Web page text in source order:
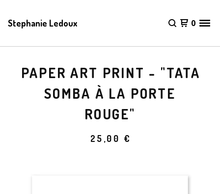
Stephanie Ledoux 0
PAPER ART PRINT - "TATA
SOMBA À LA PORTE
ROUGE"
25,00 €